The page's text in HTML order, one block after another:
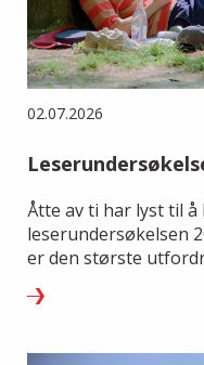
02.07.2026
Åtte av ti har lyst til å
leserundersøkelsen
er den største